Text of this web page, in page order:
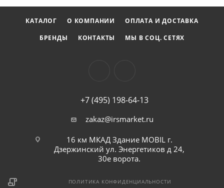
КАТАЛОГ О КОМПАНИИ
ОПЛАТА И ДОСТАВКА
БРЕНДЫ
КОНТАКТЫ МЫ В СОЦ. СЕТЯХ
+7 (495) 198-64-13
zakaz@irsmarket.ru
16 км МКАД Здание MOBIL г.
Дзержинский ул. Энергетиков д 24,
30е ворота.
ПОЛИТИКА КОНФИДЕНЦИАЛЬНОСТИ